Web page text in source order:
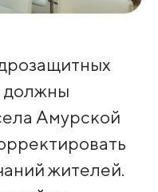
должны
Амурской
жителей.